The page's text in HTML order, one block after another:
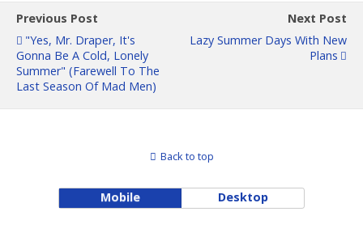
Previous Post
"Yes, Mr. Draper, It's
Gonna Be A Cold, Lonely
Summer" (Farewell To The
Last Season Of Mad Men)
Next Post
Lazy Summer Days With New
Plans
Back to top
Mobile Desktop